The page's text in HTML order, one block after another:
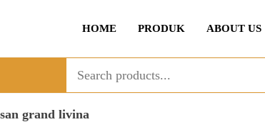
HOME PRODUK ABOUT US
grand livina